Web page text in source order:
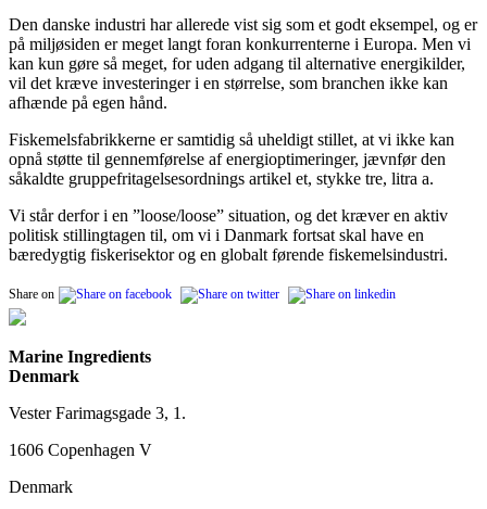
Den danske industri har allerede vist sig som et godt eksempel, og er
på miljøsiden er meget langt foran konkurrenterne i Europa. Men vi
kan kun gøre så meget, for uden adgang til alternative energikilder,
vil det kræve investeringer i en størrelse, som branchen ikke kan
afhænde på egen hånd.
Fiskemelsfabrikkerne er samtidig så uheldigt stillet, at vi ikke kan
opnå støtte til gennemførelse af energioptimeringer, jævnfør den
såkaldte gruppefritagelsesordnings artikel et, stykke tre, litra a.
Vi står derfor i en ”loose/loose” situation, og det kræver en aktiv
politisk stillingtagen til, om vi i Danmark fortsat skal have en
bæredygtig fiskerisektor og en globalt førende fiskemelsindustri.
Share on
Marine Ingredients
Denmark
Vester Farimagsgade 3, 1.
1606 Copenhagen V
Denmark